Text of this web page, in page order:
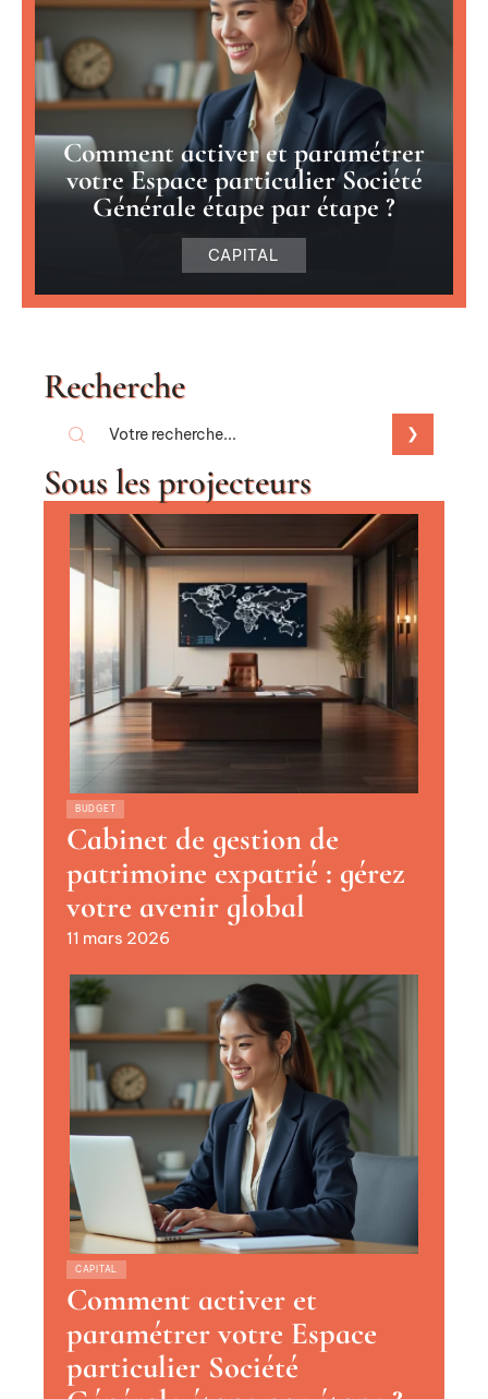
Comment activer et paramétrer
votre Espace particulier Société
Générale étape par étape ?
CAPITAL
Recherche
Sous les projecteurs
BUDGET
Cabinet de gestion de
patrimoine expatrié : gérez
votre avenir global
11 mars 2026
CAPITAL
Comment activer et
paramétrer votre Espace
particulier Société